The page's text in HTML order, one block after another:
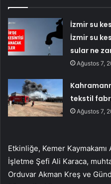
İzmir su
İzmir su
sular ne
Ağustos 7,
tekstil
Ağustos 7,
Etkinliğe, Kemer
İşletme Şefi Ali Karaca,
Orduvar Akman Kreş ve